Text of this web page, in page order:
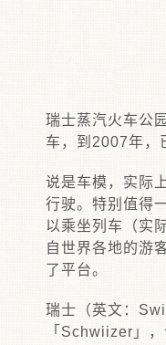
瑞士蒸汽火车公
车，到2007年，
说是车模，实际
行驶。特别值得
以乘坐列车（实
自世界各地的游
了平台。
瑞士（英文：
「Schwiizer」